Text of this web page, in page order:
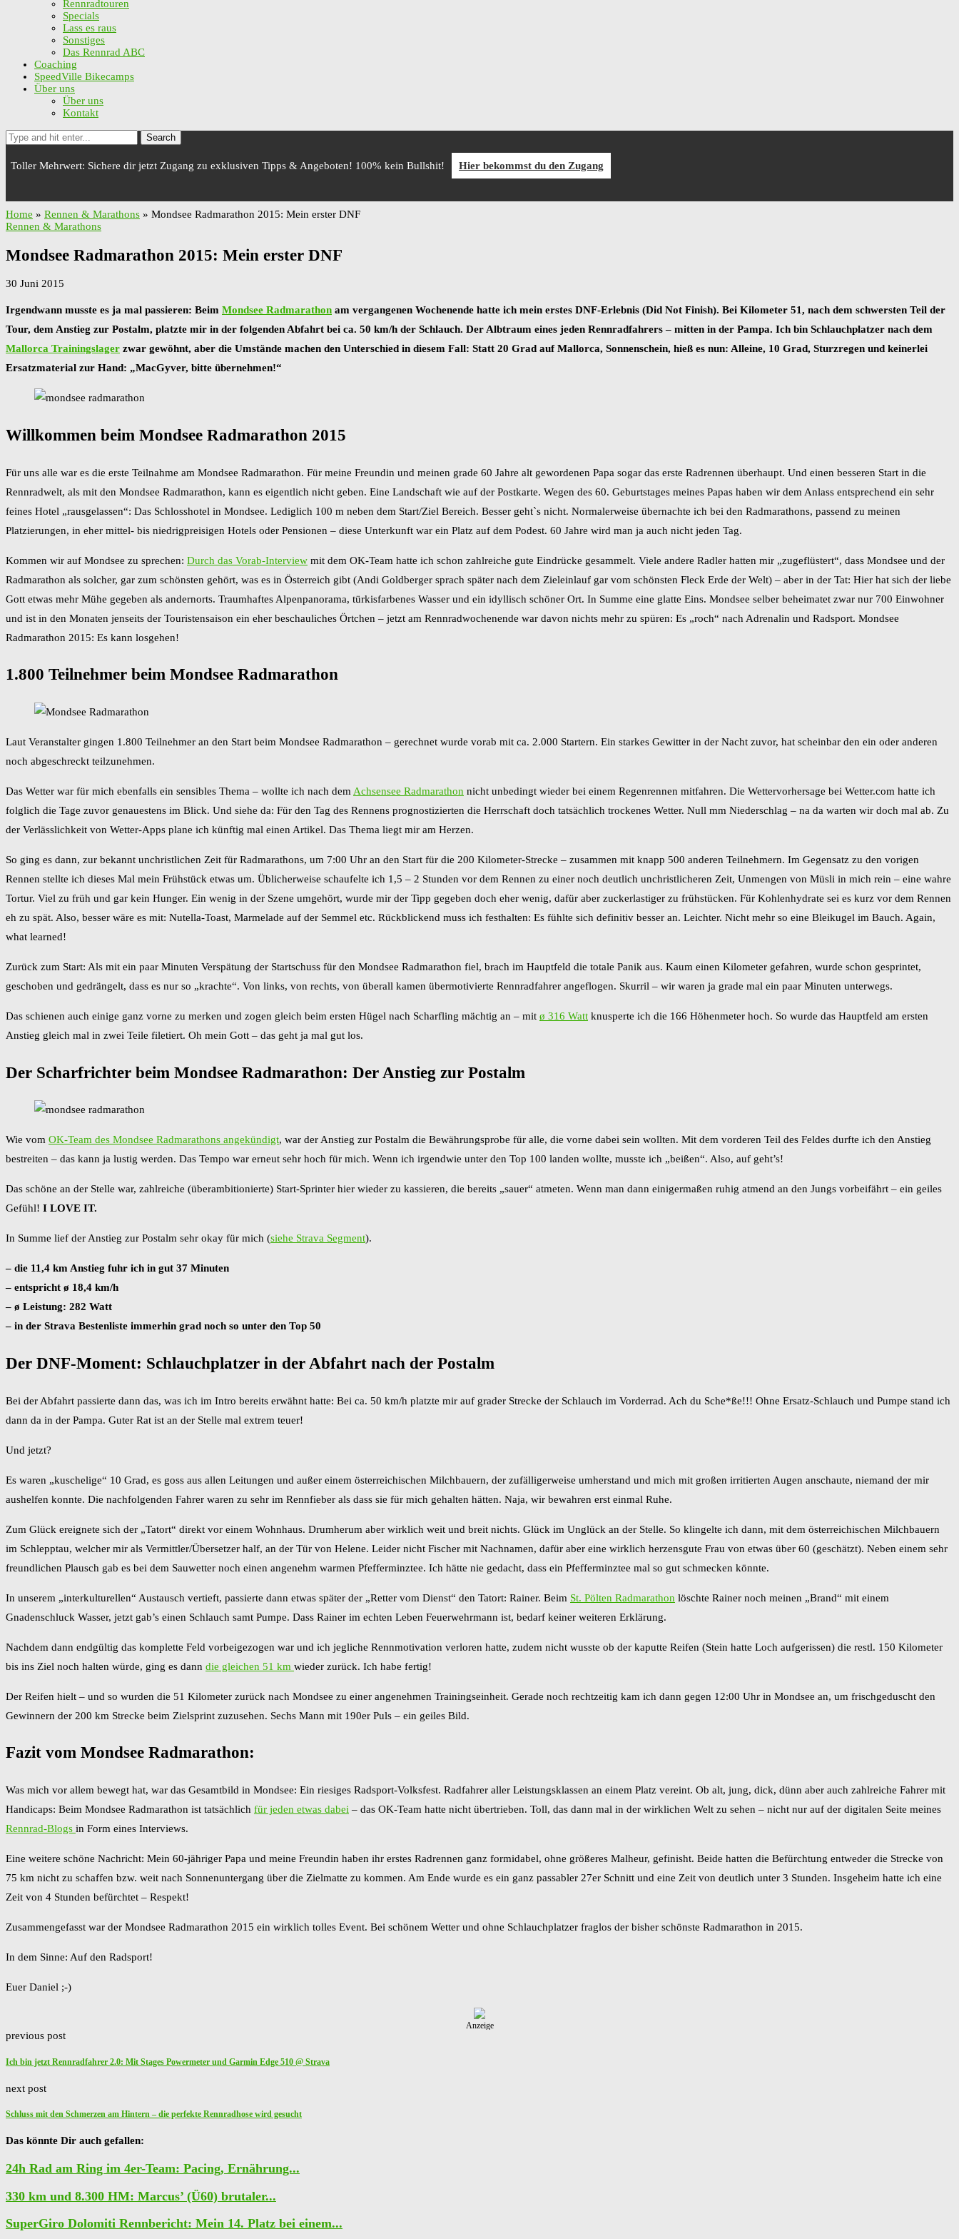
Rennradtouren
Specials
Lass es raus
Sonstiges
Das Rennrad ABC
Coaching
SpeedVille Bikecamps
Über uns
Über uns
Kontakt
Search
Toller Mehrwert: Sichere dir jetzt Zugang zu exklusiven Tipps & Angeboten! 100% kein Bullshit! Hier bekommst du den Zugang
Home » Rennen & Marathons » Mondsee Radmarathon 2015: Mein erster DNF
Rennen & Marathons
Mondsee Radmarathon 2015: Mein erster DNF
30 Juni 2015
Irgendwann musste es ja mal passieren: Beim Mondsee Radmarathon am vergangenen Wochenende hatte ich mein erstes DNF-Erlebnis (Did Not Finish). Bei Kilometer 51, nach dem schwersten Teil der
Tour, dem Anstieg zur Postalm, platzte mir in der folgenden Abfahrt bei ca. 50 km/h der Schlauch. Der Albtraum eines jeden Rennradfahrers – mitten in der Pampa. Ich bin Schlauchplatzer nach dem
Mallorca Trainingslager zwar gewöhnt, aber die Umstände machen den Unterschied in diesem Fall: Statt 20 Grad auf Mallorca, Sonnenschein, hieß es nun: Alleine, 10 Grad, Sturzregen und keinerlei
Ersatzmaterial zur Hand: „MacGyver, bitte übernehmen!“
Willkommen beim Mondsee Radmarathon 2015
Für uns alle war es die erste Teilnahme am Mondsee Radmarathon. Für meine Freundin und meinen grade 60 Jahre alt gewordenen Papa sogar das erste Radrennen überhaupt. Und einen besseren Start in die
Rennradwelt, als mit den Mondsee Radmarathon, kann es eigentlich nicht geben. Eine Landschaft wie auf der Postkarte. Wegen des 60. Geburtstages meines Papas haben wir dem Anlass entsprechend ein sehr
feines Hotel „rausgelassen“: Das Schlosshotel in Mondsee. Lediglich 100 m neben dem Start/Ziel Bereich. Besser geht`s nicht. Normalerweise übernachte ich bei den Radmarathons, passend zu meinen
Platzierungen, in eher mittel- bis niedrigpreisigen Hotels oder Pensionen – diese Unterkunft war ein Platz auf dem Podest. 60 Jahre wird man ja auch nicht jeden Tag.
Kommen wir auf Mondsee zu sprechen: Durch das Vorab-Interview mit dem OK-Team hatte ich schon zahlreiche gute Eindrücke gesammelt. Viele andere Radler hatten mir „zugeflüstert“, dass Mondsee und der
Radmarathon als solcher, gar zum schönsten gehört, was es in Österreich gibt (Andi Goldberger sprach später nach dem Zieleinlauf gar vom schönsten Fleck Erde der Welt) – aber in der Tat: Hier hat sich der liebe
Gott etwas mehr Mühe gegeben als andernorts. Traumhaftes Alpenpanorama, türkisfarbenes Wasser und ein idyllisch schöner Ort. In Summe eine glatte Eins. Mondsee selber beheimatet zwar nur 700 Einwohner
und ist in den Monaten jenseits der Touristensaison ein eher beschauliches Örtchen – jetzt am Rennradwochenende war davon nichts mehr zu spüren: Es „roch“ nach Adrenalin und Radsport. Mondsee
Radmarathon 2015: Es kann losgehen!
1.800 Teilnehmer beim Mondsee Radmarathon
Laut Veranstalter gingen 1.800 Teilnehmer an den Start beim Mondsee Radmarathon – gerechnet wurde vorab mit ca. 2.000 Startern. Ein starkes Gewitter in der Nacht zuvor, hat scheinbar den ein oder anderen
noch abgeschreckt teilzunehmen.
Das Wetter war für mich ebenfalls ein sensibles Thema – wollte ich nach dem Achsensee Radmarathon nicht unbedingt wieder bei einem Regenrennen mitfahren. Die Wettervorhersage bei Wetter.com hatte ich
folglich die Tage zuvor genauestens im Blick. Und siehe da: Für den Tag des Rennens prognostizierten die Herrschaft doch tatsächlich trockenes Wetter. Null mm Niederschlag – na da warten wir doch mal ab. Zu
der Verlässlichkeit von Wetter-Apps plane ich künftig mal einen Artikel. Das Thema liegt mir am Herzen.
So ging es dann, zur bekannt unchristlichen Zeit für Radmarathons, um 7:00 Uhr an den Start für die 200 Kilometer-Strecke – zusammen mit knapp 500 anderen Teilnehmern. Im Gegensatz zu den vorigen
Rennen stellte ich dieses Mal mein Frühstück etwas um. Üblicherweise schaufelte ich 1,5 – 2 Stunden vor dem Rennen zu einer noch deutlich unchristlicheren Zeit, Unmengen von Müsli in mich rein – eine wahre
Tortur. Viel zu früh und gar kein Hunger. Ein wenig in der Szene umgehört, wurde mir der Tipp gegeben doch eher wenig, dafür aber zuckerlastiger zu frühstücken. Für Kohlenhydrate sei es kurz vor dem Rennen
eh zu spät. Also, besser wäre es mit: Nutella-Toast, Marmelade auf der Semmel etc. Rückblickend muss ich festhalten: Es fühlte sich definitiv besser an. Leichter. Nicht mehr so eine Bleikugel im Bauch. Again,
what learned!
Zurück zum Start: Als mit ein paar Minuten Verspätung der Startschuss für den Mondsee Radmarathon fiel, brach im Hauptfeld die totale Panik aus. Kaum einen Kilometer gefahren, wurde schon gesprintet,
geschoben und gedrängelt, dass es nur so „krachte“. Von links, von rechts, von überall kamen übermotivierte Rennradfahrer angeflogen. Skurril – wir waren ja grade mal ein paar Minuten unterwegs.
Das schienen auch einige ganz vorne zu merken und zogen gleich beim ersten Hügel nach Scharfling mächtig an – mit ø 316 Watt knusperte ich die 166 Höhenmeter hoch. So wurde das Hauptfeld am ersten
Anstieg gleich mal in zwei Teile filetiert. Oh mein Gott – das geht ja mal gut los.
Der Scharfrichter beim Mondsee Radmarathon: Der Anstieg zur Postalm
Wie vom OK-Team des Mondsee Radmarathons angekündigt, war der Anstieg zur Postalm die Bewährungsprobe für alle, die vorne dabei sein wollten. Mit dem vorderen Teil des Feldes durfte ich den Anstieg
bestreiten – das kann ja lustig werden. Das Tempo war erneut sehr hoch für mich. Wenn ich irgendwie unter den Top 100 landen wollte, musste ich „beißen“. Also, auf geht’s!
Das schöne an der Stelle war, zahlreiche (überambitionierte) Start-Sprinter hier wieder zu kassieren, die bereits „sauer“ atmeten. Wenn man dann einigermaßen ruhig atmend an den Jungs vorbeifährt – ein geiles
Gefühl! I LOVE IT.
In Summe lief der Anstieg zur Postalm sehr okay für mich (siehe Strava Segment).
– die 11,4 km Anstieg fuhr ich in gut 37 Minuten
– entspricht ø 18,4 km/h
– ø Leistung: 282 Watt
– in der Strava Bestenliste immerhin grad noch so unter den Top 50
Der DNF-Moment: Schlauchplatzer in der Abfahrt nach der Postalm
Bei der Abfahrt passierte dann das, was ich im Intro bereits erwähnt hatte: Bei ca. 50 km/h platzte mir auf grader Strecke der Schlauch im Vorderrad. Ach du Sche*ße!!! Ohne Ersatz-Schlauch und Pumpe stand ich
dann da in der Pampa. Guter Rat ist an der Stelle mal extrem teuer!
Und jetzt?
Es waren „kuschelige“ 10 Grad, es goss aus allen Leitungen und außer einem österreichischen Milchbauern, der zufälligerweise umherstand und mich mit großen irritierten Augen anschaute, niemand der mir
aushelfen konnte. Die nachfolgenden Fahrer waren zu sehr im Rennfieber als dass sie für mich gehalten hätten. Naja, wir bewahren erst einmal Ruhe.
Zum Glück ereignete sich der „Tatort“ direkt vor einem Wohnhaus. Drumherum aber wirklich weit und breit nichts. Glück im Unglück an der Stelle. So klingelte ich dann, mit dem österreichischen Milchbauern
im Schlepptau, welcher mir als Vermittler/Übersetzer half, an der Tür von Helene. Leider nicht Fischer mit Nachnamen, dafür aber eine wirklich herzensgute Frau von etwas über 60 (geschätzt). Neben einem sehr
freundlichen Plausch gab es bei dem Sauwetter noch einen angenehm warmen Pfefferminztee. Ich hätte nie gedacht, dass ein Pfefferminztee mal so gut schmecken könnte.
In unserem „interkulturellen“ Austausch vertieft, passierte dann etwas später der „Retter vom Dienst“ den Tatort: Rainer. Beim St. Pölten Radmarathon löschte Rainer noch meinen „Brand“ mit einem
Gnadenschluck Wasser, jetzt gab’s einen Schlauch samt Pumpe. Dass Rainer im echten Leben Feuerwehrmann ist, bedarf keiner weiteren Erklärung.
Nachdem dann endgültig das komplette Feld vorbeigezogen war und ich jegliche Rennmotivation verloren hatte, zudem nicht wusste ob der kaputte Reifen (Stein hatte Loch aufgerissen) die restl. 150 Kilometer
bis ins Ziel noch halten würde, ging es dann die gleichen 51 km wieder zurück. Ich habe fertig!
Der Reifen hielt – und so wurden die 51 Kilometer zurück nach Mondsee zu einer angenehmen Trainingseinheit. Gerade noch rechtzeitig kam ich dann gegen 12:00 Uhr in Mondsee an, um frischgeduscht den
Gewinnern der 200 km Strecke beim Zielsprint zuzusehen. Sechs Mann mit 190er Puls – ein geiles Bild.
Fazit vom Mondsee Radmarathon:
Was mich vor allem bewegt hat, war das Gesamtbild in Mondsee: Ein riesiges Radsport-Volksfest. Radfahrer aller Leistungsklassen an einem Platz vereint. Ob alt, jung, dick, dünn aber auch zahlreiche Fahrer mit
Handicaps: Beim Mondsee Radmarathon ist tatsächlich für jeden etwas dabei – das OK-Team hatte nicht übertrieben. Toll, das dann mal in der wirklichen Welt zu sehen – nicht nur auf der digitalen Seite meines
Rennrad-Blogs in Form eines Interviews.
Eine weitere schöne Nachricht: Mein 60-jähriger Papa und meine Freundin haben ihr erstes Radrennen ganz formidabel, ohne größeres Malheur, gefinisht. Beide hatten die Befürchtung entweder die Strecke von
75 km nicht zu schaffen bzw. weit nach Sonnenuntergang über die Zielmatte zu kommen. Am Ende wurde es ein ganz passabler 27er Schnitt und eine Zeit von deutlich unter 3 Stunden. Insgeheim hatte ich eine
Zeit von 4 Stunden befürchtet – Respekt!
Zusammengefasst war der Mondsee Radmarathon 2015 ein wirklich tolles Event. Bei schönem Wetter und ohne Schlauchplatzer fraglos der bisher schönste Radmarathon in 2015.
In dem Sinne: Auf den Radsport!
Euer Daniel ;-)
Anzeige
previous post
Ich bin jetzt Rennradfahrer 2.0: Mit Stages Powermeter und Garmin Edge 510 @ Strava
next post
Schluss mit den Schmerzen am Hintern – die perfekte Rennradhose wird gesucht
Das könnte Dir auch gefallen:
24h Rad am Ring im 4er-Team: Pacing, Ernährung...
330 km und 8.300 HM: Marcus’ (Ü60) brutaler...
SuperGiro Dolomiti Rennbericht: Mein 14. Platz bei einem...